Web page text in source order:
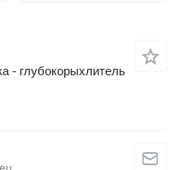
- глубокорыхлитель